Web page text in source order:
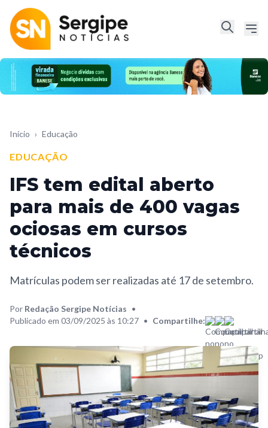
Início › Educação
EDUCAÇÃO
IFS tem edital aberto
para mais de 400 vagas
ociosas em cursos
técnicos
Matrículas podem ser realizadas até 17 de setembro.
Por Redação Sergipe Notícias •
Publicado em 03/09/2025 às 10:27 • Compartilhe: